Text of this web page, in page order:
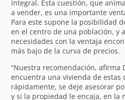
integral. Esta cuestión, que
a vender, es una importante
Para este supone la posibilidad
en el centro de una población, y
necesidades con la ventaja
más bajo de la curva de precios.
“Nuestra recomendación, afirma
encuentra una vivienda de estas
rápidamente, se deje asesorar
y si la propiedad le encaja, en la